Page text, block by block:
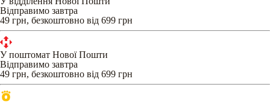
Відправимо завтра
49 грн, безкоштовно від 699 грн
У поштомат Нової Пошти
Відправимо завтра
49 грн, безкоштовно від 699 грн